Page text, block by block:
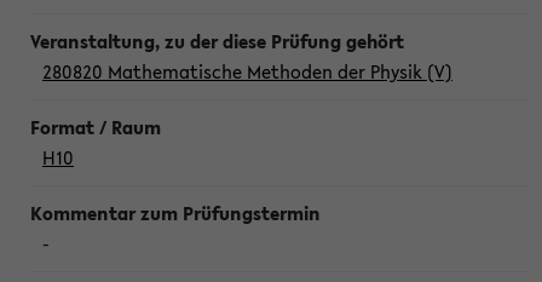
280820 Mathematische Methoden der Physik (V)
H10
-